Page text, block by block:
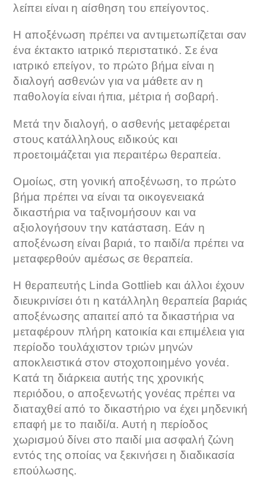
λείπει είναι η αίσθηση του επείγοντος.
Η αποξένωση πρέπει να αντιμετωπίζεται σαν
ένα έκτακτο ιατρικό περιστατικό. Σε ένα
ιατρικό επείγον, το πρώτο βήμα είναι η
διαλογή ασθενών για να μάθετε αν η
παθολογία είναι ήπια, μέτρια ή σοβαρή.
Μετά την διαλογή, ο ασθενής μεταφέρεται
στους κατάλληλους ειδικούς και
προετοιμάζεται για περαιτέρω θεραπεία.
Ομοίως, στη γονική αποξένωση, το πρώτο
βήμα πρέπει να είναι τα οικογενειακά
δικαστήρια να ταξινομήσουν και να
αξιολογήσουν την κατάσταση. Εάν η
αποξένωση είναι βαριά, το παιδί/α πρέπει να
μεταφερθούν αμέσως σε θεραπεία.
Η θεραπευτής Linda Gottlieb και άλλοι έχουν
διευκρινίσει ότι η κατάλληλη θεραπεία βαριάς
αποξένωσης απαιτεί από τα δικαστήρια να
μεταφέρουν πλήρη κατοικία και επιμέλεια για
περίοδο τουλάχιστον τριών μηνών
αποκλειστικά στον στοχοποιημένο γονέα.
Κατά τη διάρκεια αυτής της χρονικής
περιόδου, ο αποξενωτής γονέας πρέπει να
διαταχθεί από το δικαστήριο να έχει μηδενική
επαφή με το παιδί/α. Αυτή η περίοδος
χωρισμού δίνει στο παιδί μια ασφαλή ζώνη
εντός της οποίας να ξεκινήσει η διαδικασία
επούλωσης.